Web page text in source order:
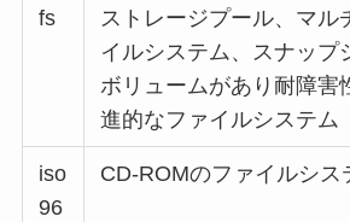
fs
ストレージプール、マル
イルシステム、スナップ
ボリュームがあり耐障害
進的なファイルシステム
iso
96
CD-ROMのファイルシス